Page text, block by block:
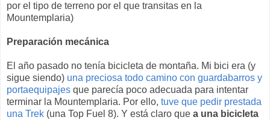
por el tipo de terreno por el que transitas en la
Mountemplaria)
Preparación mecánica
El año pasado no tenía bicicleta de montaña. Mi bici era (y
sigue siendo) una preciosa todo camino con guardabarros y
portaequipajes que parecía poco adecuada para intentar
terminar la Mountemplaria. Por ello, tuve que pedir prestada
una Trek (una Top Fuel 8). Y está claro que a una bicicleta